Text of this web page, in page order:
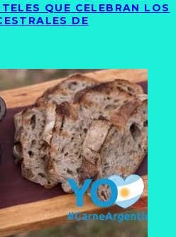
QUE CELEBRAN LOS
DE